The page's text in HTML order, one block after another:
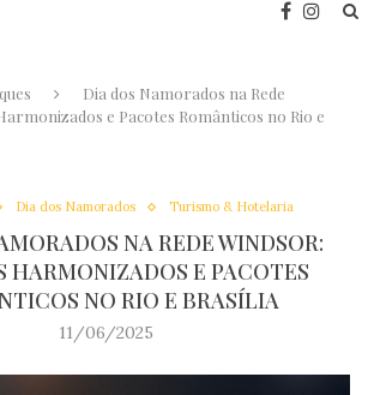
Dia dos Namorados na Rede
e Pacotes Românticos no Rio e
Dia dos Namorados Turismo & Hotelaria
NA REDE WINDSOR:
HARMONIZADOS E PACOTES
NO RIO E BRASÍLIA
11/06/2025